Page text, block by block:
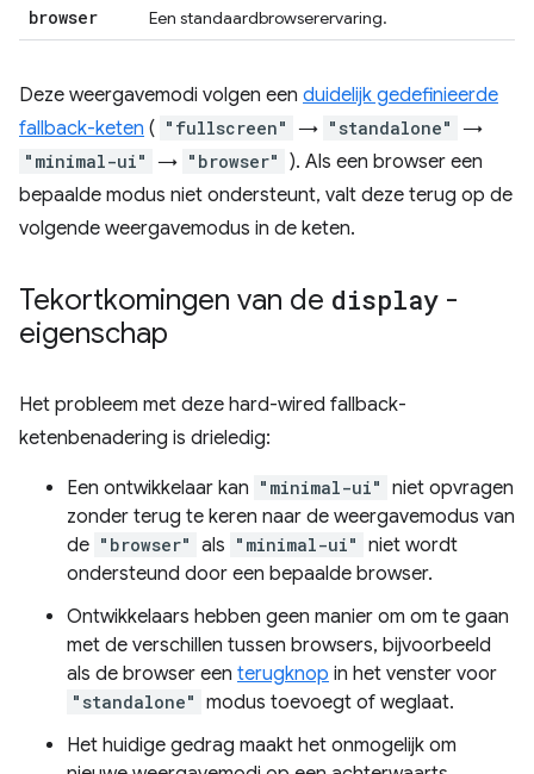
browser Een standaardbrowserervaring.
Deze weergavemodi volgen een duidelijk gedefinieerde
fallback-keten ( "fullscreen" → "standalone" →
"minimal-ui" → "browser"
). Als een browser een
bepaalde modus niet ondersteunt, valt deze terug op de
volgende weergavemodus in de keten.
Tekortkomingen van de display -
eigenschap
Het probleem met deze hard-wired fallback-
ketenbenadering is drieledig:
Een ontwikkelaar kan "minimal-ui" niet opvragen
zonder terug te keren naar de weergavemodus van
de "browser" als "minimal-ui" niet wordt
ondersteund door een bepaalde browser.
Ontwikkelaars hebben geen manier om om te gaan
met de verschillen tussen browsers, bijvoorbeeld
als de browser een terugknop in het venster voor
"standalone" modus toevoegt of weglaat.
Het huidige gedrag maakt het onmogelijk om